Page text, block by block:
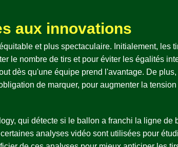
aux innovations
et plus spectaculaire. Initialement, les
le nombre de tirs et pour éviter les égalités
dès qu'une équipe prend l'avantage. De
de marquer, pour augmenter la
qui détecte si le ballon a franchi la ligne de
analyses vidéo sont utilisées pour